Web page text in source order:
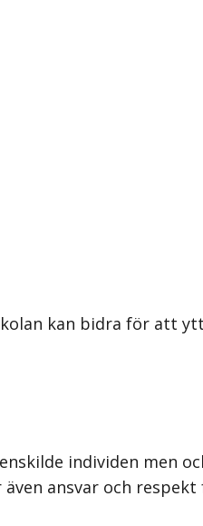
kan bidra för att
individen men
ansvar och